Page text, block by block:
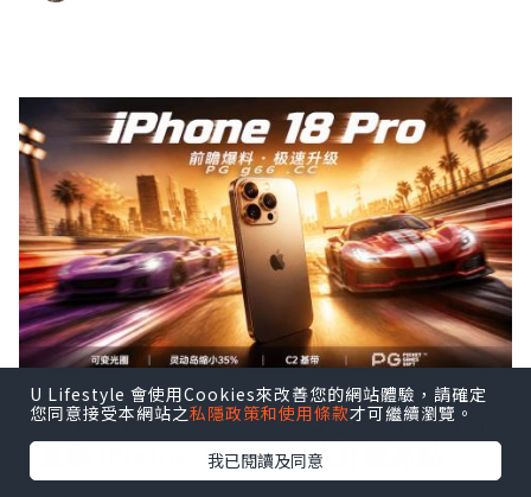
多年等待終於成真！PG極速贏家帶你
直擊 iPhone 18 Pro三大升級亮點
U Lifestyle 會使用Cookies來改善您的網站體驗，請確定
您同意接受本網站之私隱政策和使用條款才可繼續瀏覽。
我已閱讀及同意